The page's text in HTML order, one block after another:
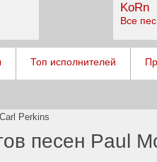
KoRn
Все
Топ исполнителей
Perkins
песен Paul